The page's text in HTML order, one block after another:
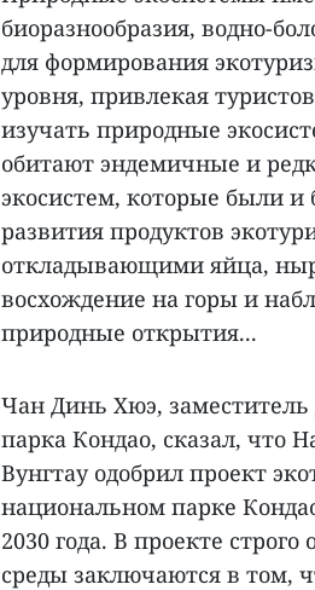
биоразнообразия, водно-
для формирования
уровня, привлекая
изучать природные
обитают эндемичные и
экосистем, которые были
развития продуктов
откладывающими яйца,
восхождение на горы и
природные открытия...
Чан Динь Хюэ,
парка Кондао, сказал, что
Вунгтау одобрил проект
национальном парке
2030 года. В проекте
среды заключаются в том,